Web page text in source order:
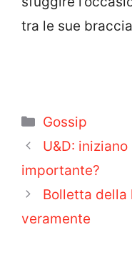
tra le sue
Categorie
Gossip
U&D:
importante?
Bolletta della
veramente